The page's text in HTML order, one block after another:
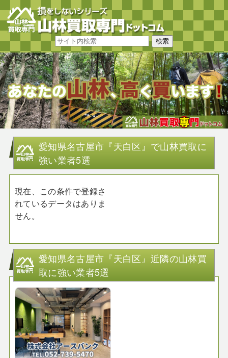
愛知県名古屋市『天白区』で山林買取に
強い業者5選
現在、この条件で登録さ
れているデータはありま
せん。
愛知県名古屋市『天白区』近隣の山林買
取に強い業者5選